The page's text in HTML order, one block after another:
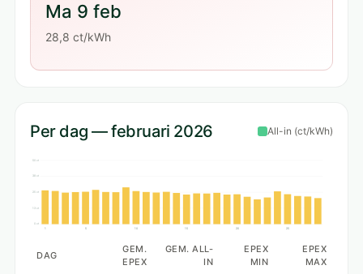
Ma 9 feb
28,8 ct/kWh
Per dag — februari 2026 All-in (ct/kWh)
50 ct
38 ct
25 ct
13 ct
0 ct
20 25
DAG
GEM.
EPEX
GEM. ALL-
IN
EPEX
MIN
EPEX
MAX